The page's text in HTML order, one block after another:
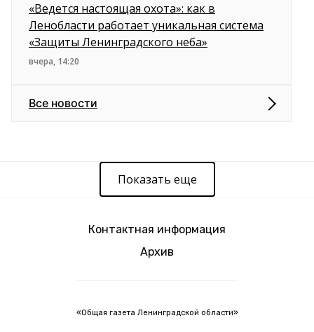
«Ведется настоящая охота»: как в
Ленобласти работает уникальная система
«Защиты Ленинградского неба»
вчера, 14:20
Все новости
Показать еще
Контактная информация
Архив
«Общая газета Ленинградской области»